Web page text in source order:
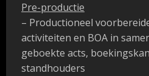
Pre-productie
– Productioneel
activiteiten en BOA in
geboekte acts,
standhouders